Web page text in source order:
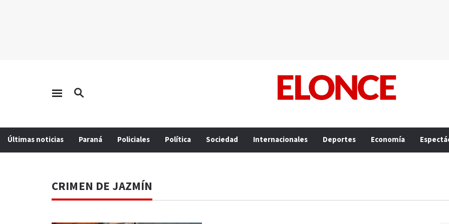
Últimas noticias Paraná Policiales Política Sociedad Internacionales Deportes Economía
CRIMEN DE JAZMÍN